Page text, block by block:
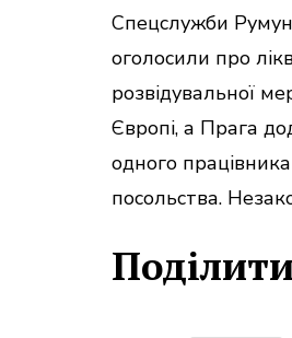
Спецслужби
оголосили про
розвідувальної
Європі, а Прага
одного
посольства.